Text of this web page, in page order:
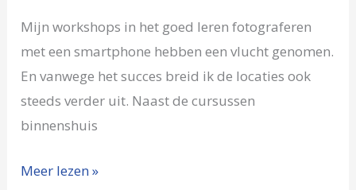
Mijn workshops in het goed leren fotograferen
met een smartphone hebben een vlucht genomen.
En vanwege het succes breid ik de locaties ook
steeds verder uit. Naast de cursussen
binnenshuis
Meer lezen »